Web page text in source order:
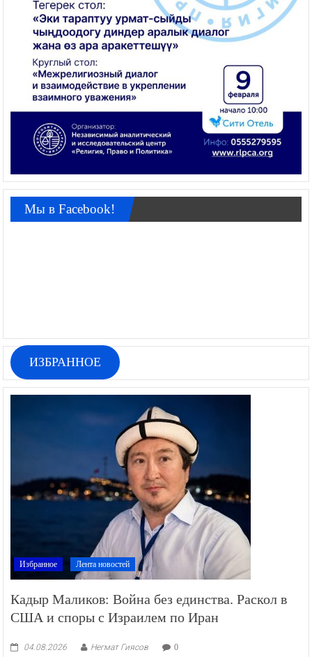
Мы в Facebook!
ИЗБРАННОЕ
Избранное Лента новостей
Кадыр Маликов: Война без единства. Раскол в
США и споры с Израилем по Иран
04.08.2026 Негмат Гиясов 0